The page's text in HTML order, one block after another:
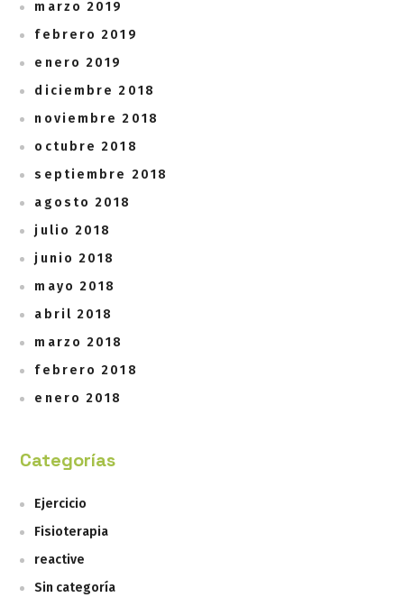
marzo 2019
febrero 2019
enero 2019
diciembre 2018
noviembre 2018
octubre 2018
septiembre 2018
agosto 2018
julio 2018
junio 2018
mayo 2018
abril 2018
marzo 2018
febrero 2018
enero 2018
Categorías
Ejercicio
Fisioterapia
reactive
Sin categoría